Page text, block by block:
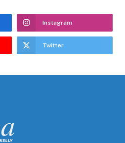
Instagram
Twitter